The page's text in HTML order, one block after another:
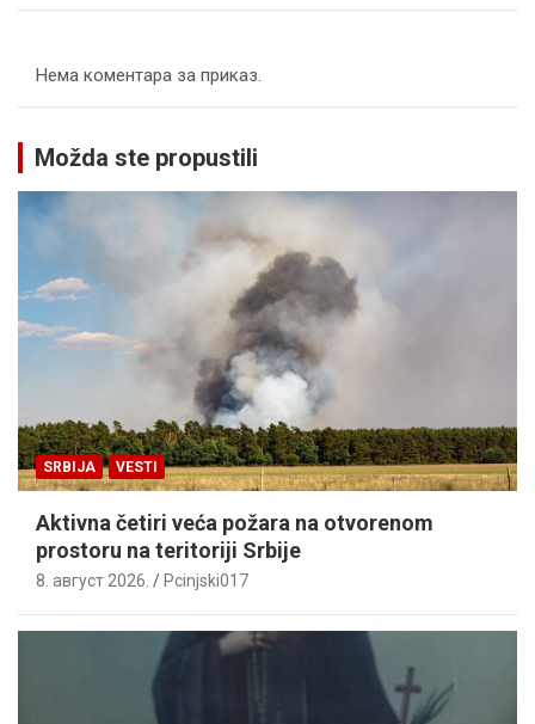
Нема коментара за приказ.
Možda ste propustili
SRBIJA VESTI
Aktivna četiri veća požara na otvorenom
prostoru na teritoriji Srbije
8. август 2026. Pcinjski017